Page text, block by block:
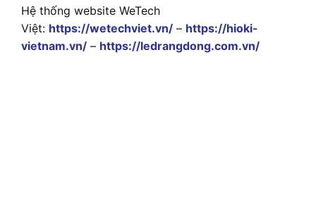
Hệ thống website WeTech
Việt: https://wetechviet.vn/ – https://hioki-
vietnam.vn/ – https://ledrangdong.com.vn/